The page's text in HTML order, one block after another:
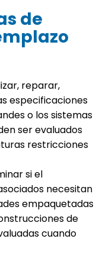
de
reparar,
especificaciones
o los sistemas
ser evaluados
restricciones
si el
necesitan
empaquetadas
de
cuando